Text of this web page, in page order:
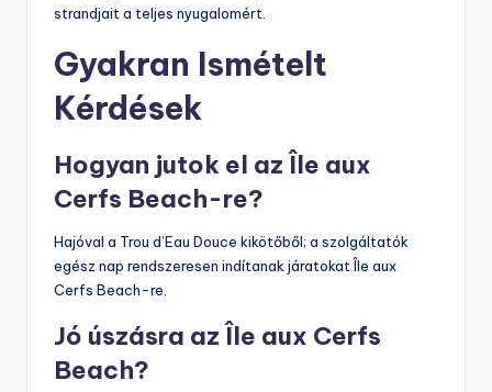
strandjait a teljes nyugalomért.
Gyakran Ismételt
Kérdések
Hogyan jutok el az Île aux
Cerfs Beach-re?
Hajóval a Trou d’Eau Douce kikötőből; a szolgáltatók
egész nap rendszeresen indítanak járatokat Île aux
Cerfs Beach-re.
Jó úszásra az Île aux Cerfs
Beach?